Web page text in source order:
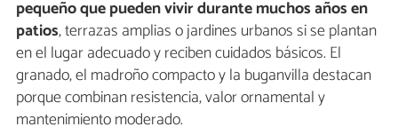
pequeño que pueden vivir durante muchos años en
patios, terrazas amplias o jardines urbanos si se plantan
en el lugar adecuado y reciben cuidados básicos. El
granado, el madroño compacto y la buganvilla destacan
porque combinan resistencia, valor ornamental y
mantenimiento moderado.